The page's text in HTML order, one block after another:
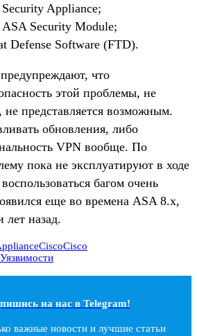
Appliance;
Security Module;
Defense Software (FTD).
что
этой проблемы, не
не представляется возможным.
обновления, либо
VPN вообще. По
пока не эксплуатируют в ходе
багом очень
еще во времена ASA 8.x,
лет назад.
CiscoCisco
Уязвимости
на наc в Telegram!
важные новости и лучшие статьи